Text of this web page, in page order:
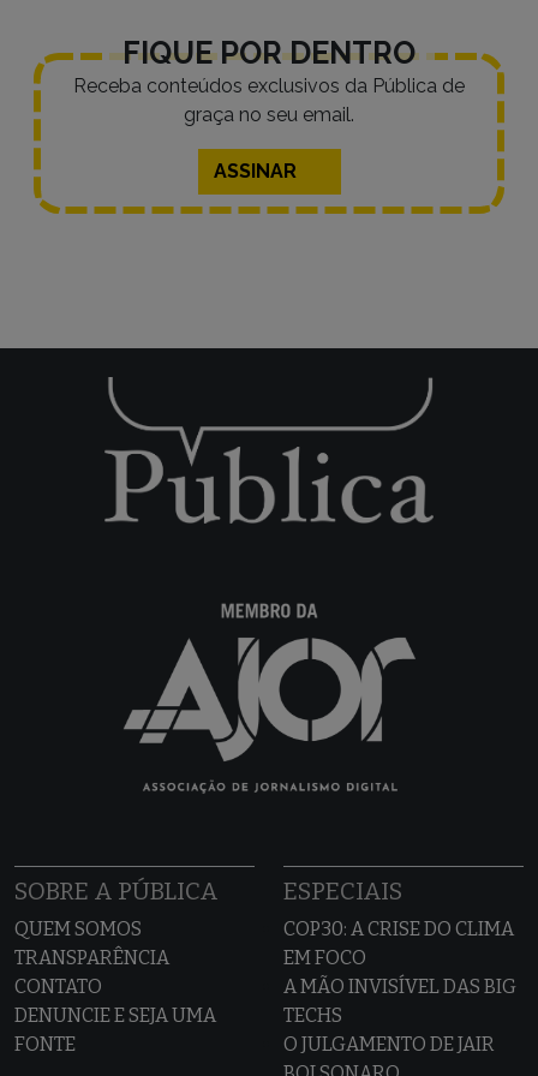
FIQUE POR DENTRO
Receba conteúdos exclusivos da Pública de
graça no seu email.
ASSINAR
SOBRE A PÚBLICA
QUEM SOMOS
TRANSPARÊNCIA
CONTATO
DENUNCIE E SEJA UMA
FONTE
ESPECIAIS
COP30: A CRISE DO CLIMA
EM FOCO
A MÃO INVISÍVEL DAS BIG
TECHS
O JULGAMENTO DE JAIR